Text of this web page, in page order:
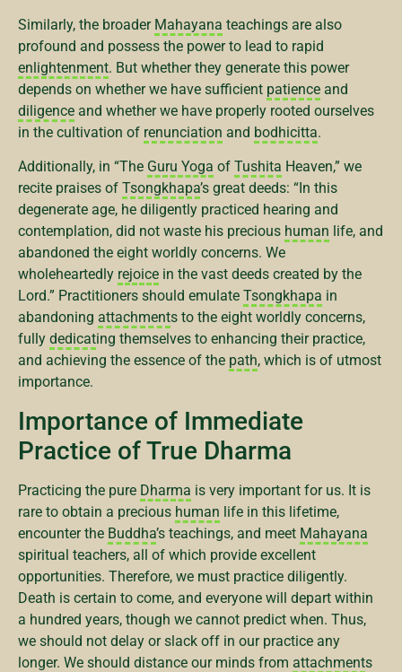
Similarly, the broader Mahayana teachings are also
profound and possess the power to lead to rapid
enlightenment. But whether they generate this power
depends on whether we have sufficient patience and
diligence and whether we have properly rooted ourselves
in the cultivation of renunciation and bodhicitta.
Additionally, in “The Guru Yoga of Tushita Heaven,” we
recite praises of Tsongkhapa’s great deeds: “In this
degenerate age, he diligently practiced hearing and
contemplation, did not waste his precious human life, and
abandoned the eight worldly concerns. We
wholeheartedly rejoice in the vast deeds created by the
Lord.” Practitioners should emulate Tsongkhapa in
abandoning attachments to the eight worldly concerns,
fully dedicating themselves to enhancing their practice,
and achieving the essence of the path, which is of utmost
importance.
Importance of Immediate
Practice of True Dharma
Practicing the pure Dharma is very important for us. It is
rare to obtain a precious human life in this lifetime,
encounter the Buddha’s teachings, and meet Mahayana
spiritual teachers, all of which provide excellent
opportunities. Therefore, we must practice diligently.
Death is certain to come, and everyone will depart within
a hundred years, though we cannot predict when. Thus,
we should not delay or slack off in our practice any
longer. We should distance our minds from attachments